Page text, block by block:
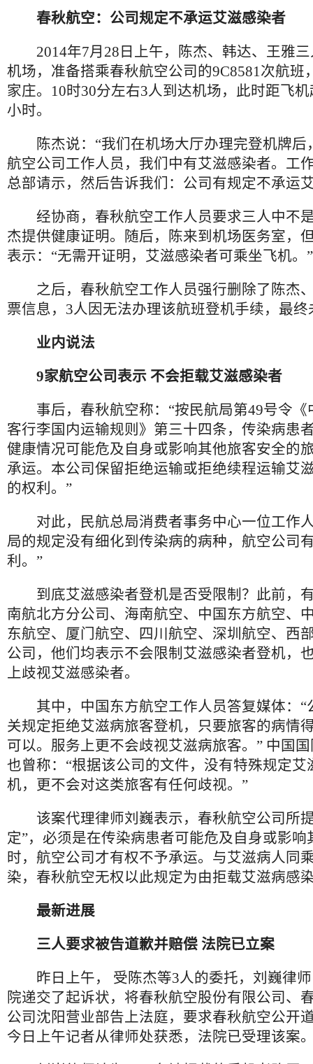
春秋航空：公司规定不承运艾滋感染者
2014年7月28日上午，陈杰、韩达、王雅三
机场，准备搭乘春秋航空公司的9C8581次航班
家庄。10时30分左右3人到达机场，此时距飞
小时。
陈杰说：“我们在机场大厅办理完登机牌后
航空公司工作人员，我们中有艾滋感染者。工
总部请示，然后告诉我们：公司有规定不承运
经协商，春秋航空工作人员要求三人中不
杰提供健康证明。随后，陈来到机场医务室，
表示：“无需开证明，艾滋感染者可乘坐飞机。”
之后，春秋航空工作人员强行删除了陈杰
票信息，3人因无法办理该航班登机手续，最
业内说法
9家航空公司表示 不会拒载艾滋感染者
事后，春秋航空称：“按民航局第49号令《
客行李国内运输规则》第三十四条，传染病患
健康情况可能危及自身或影响其他旅客安全的
承运。本公司保留拒绝运输或拒绝续程运输艾
的权利。”
对此，民航总局消费者事务中心一位工作
局的规定没有细化到传染病的病种，航空公司
利。”
到底艾滋感染者登机是否受限制？此前，
南航北方分公司、海南航空、中国东方航空、
东航空、厦门航空、四川航空、深圳航空、西
公司，他们均表示不会限制艾滋感染者登机，
上歧视艾滋感染者。
其中，中国东方航空工作人员答复媒体：“
关规定拒绝艾滋病旅客登机，只要旅客的病情
可以。服务上更不会歧视艾滋病旅客。” 中国
也曾称：“根据该公司的文件，没有特殊规定艾
机，更不会对这类旅客有任何歧视。”
该案代理律师刘巍表示，春秋航空公司所提
定”，必须是在传染病患者可能危及自身或影响
时，航空公司才有权不予承运。与艾滋病人同
染，春秋航空无权以此规定为由拒载艾滋病感
最新进展
三人要求被告道歉并赔偿 法院已立案
昨日上午， 受陈杰等3人的委托，刘巍律师
院递交了起诉状，将春秋航空股份有限公司、
公司沈阳营业部告上法庭，要求春秋航空公开
今日上午记者从律师处获悉，法院已受理该案